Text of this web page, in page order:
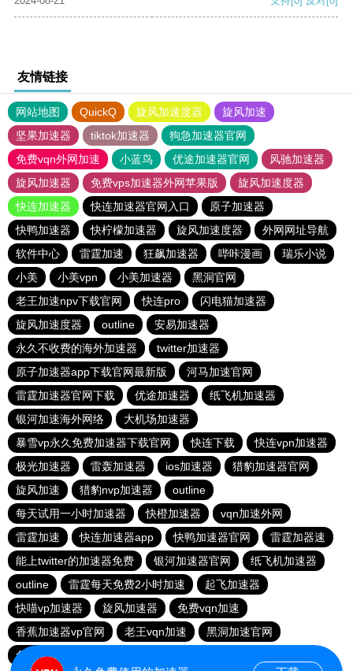
友情链接
网站地图 QuickQ 旋风加速度器
旋风加速
坚果加速器
tiktok加速器
狗急加速器官网
免费vqn外网加速
小蓝鸟 优途加速器官网
风驰加速器
旋风加速器
免费vps加速器外网苹果版
旋风加速度器
快连加速器
快连加速器官网入口
原子加速器
快鸭加速器
快柠檬加速器 旋风加速度器
外网网址导航
软件中心
雷霆加速 狂飙加速器 哔咔漫画
瑞乐小说
小美
小美vpn 小美加速器
黑洞官网
老王加速npv下载官网
快连pro
闪电猫加速器
旋风加速度器
outline
安易加速器
永久不收费的海外加速器
twitter加速器
原子加速器app下载官网最新版
河马加速官网
雷霆加速器官网下载
优途加速器
纸飞机加速器
银河加速海外网络
大机场加速器
暴雪vp永久免费加速器下载官网
快连下载
快连vρn加速器
极光加速器
雷轰加速器 ios加速器
猎豹加速器官网
旋风加速
猎豹nvp加速器
outline
每天试用一小时加速器
快橙加速器
vqn加速外网
雷霆加速
快连加速器app 快鸭加速器官网
雷霆加器速
能上twitter的加速器免费
银河加速器官网
纸飞机加速器
outline
雷霆每天免费2小时加速
起飞加速器
快喵vp加速器
旋风加速器
免费vqn加速
香蕉加速器vp官网
老王vqn加速
黑洞加速官网
免费vp试用24小时